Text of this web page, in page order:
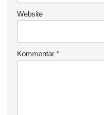
Website
Kommentar *